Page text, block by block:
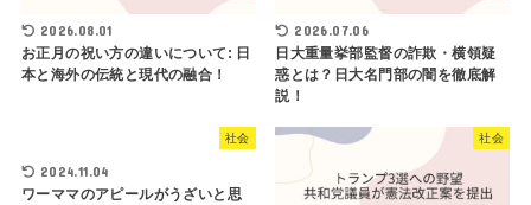
2026.08.01
お正月の祝い方の違いについて: 日
本と海外の伝統と現代の融合！
2026.07.06
日大重量挙部監督の詐欺・横領疑
惑とは？日大名門部の闇を徹底解
説！
社会
2024.11.04
ワーママのアピールがうざいと思
社会